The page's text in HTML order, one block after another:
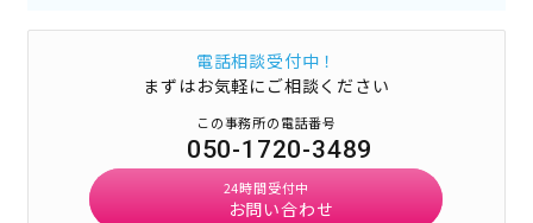
電話相談受付中！
まずはお気軽にご相談ください
この事務所の電話番号
050-1720-3489
24時間受付中
お問い合わせ